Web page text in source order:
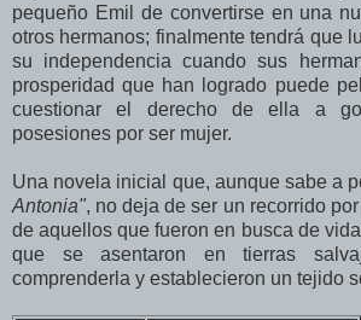
pequeño Emil de convertirse en una
otros hermanos; finalmente tendrá que
su independencia cuando sus
prosperidad que han logrado puede
cuestionar el derecho de ella a
posesiones por ser mujer.
Una novela inicial que, aunque sabe a
Antonia", no deja de ser un recorrido
de aquellos que fueron en busca de
que se asentaron en tierras
comprenderla y establecieron un tejido